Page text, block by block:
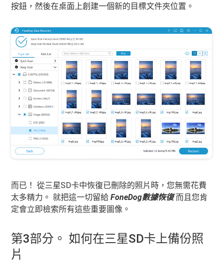
按鈕，然後在桌面上創建一個新的目標文件夾位置。
而已！ 從三星SD卡中恢復已刪除的照片時，您無需花費
太多精力。 就把這一切留給FoneDog數據恢復而且您肯
定會立即檢索所有這些重要圖像。
第3部分。 如何在三星SD卡上備份照
片